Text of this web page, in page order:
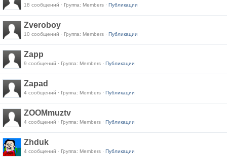
18 сообщений · Группа: Members · Публикации
Zveroboy
10 сообщений · Группа: Members · Публикации
Zapp
9 сообщений · Группа: Members · Публикации
Zapad
4 сообщений · Группа: Members · Публикации
ZOOMmuztv
4 сообщений · Группа: Members · Публикации
Zhduk
4 сообщений · Группа: Members · Публикации